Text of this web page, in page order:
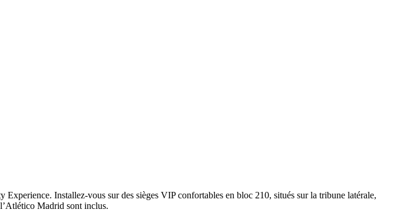
Installez‑vous sur des sièges VIP confortables en bloc 210, situés sur la tribune latérale,
Madrid sont inclus.